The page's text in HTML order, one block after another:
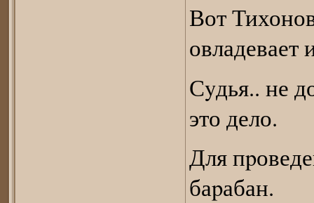
Вот
овладевает
Сyдья.. не
это дело.
Для
баpабан.